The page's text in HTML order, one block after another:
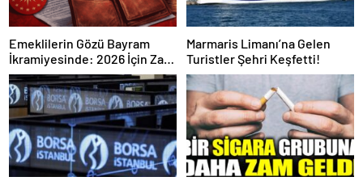
Emeklilerin Gözü Bayram
İkramiyesinde: 2026 İçin Zam
Açıklandı mı? İşte Resmi
Gerçekler
Marmaris Limanı’na Gelen
Turistler Şehri Keşfetti!